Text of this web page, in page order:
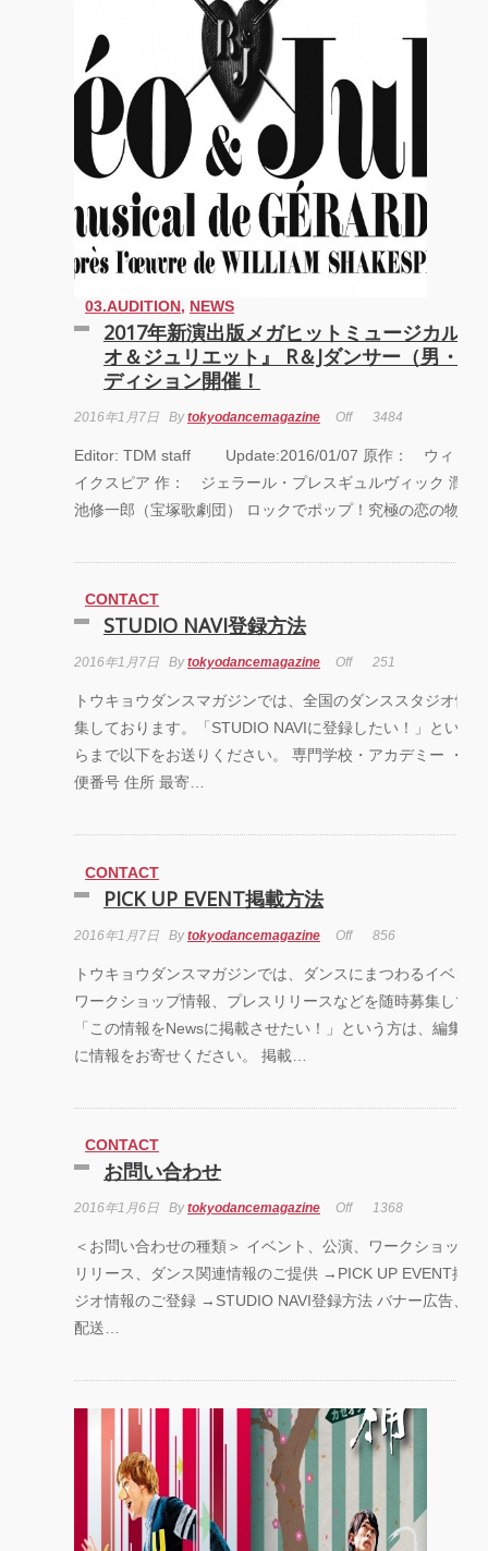
03.AUDITION, NEWS
2017年新演出版メガヒットミュージカル『
オ＆ジュリエット』 R＆Jダンサー（男・女
ディション開催！
2016年1月7日 Bytokyodancemagazine Off 3484
Editor: TDM staff Update:2016/01/07 原作： ウィリア
イクスピア 作： ジェラール・プレスギュルヴィック 潤色
池修一郎（宝塚歌劇団） ロックでポップ！究極の恋の物語
CONTACT
STUDIO NAVI登録方法
2016年1月7日 Bytokyodancemagazine Off 251
トウキョウダンスマガジンでは、全国のダンススタジオ情
集しております。「STUDIO NAVIに登録したい！」という
らまで以下をお送りください。 専門学校・アカデミー ・ス
便番号 住所 最寄…
CONTACT
PICK UP EVENT掲載方法
2016年1月7日 Bytokyodancemagazine Off 856
トウキョウダンスマガジンでは、ダンスにまつわるイベン
ワークショップ情報、プレスリリースなどを随時募集して
「この情報をNewsに掲載させたい！」という方は、編集部
に情報をお寄せください。 掲載…
CONTACT
お問い合わせ
2016年1月6日 Bytokyodancemagazine Off 1368
＜お問い合わせの種類＞ イベント、公演、ワークショップ
リリース、ダンス関連情報のご提供 →PICK UP EVENT掲載
ジオ情報のご登録 →STUDIO NAVI登録方法 バナー広告、取
配送…